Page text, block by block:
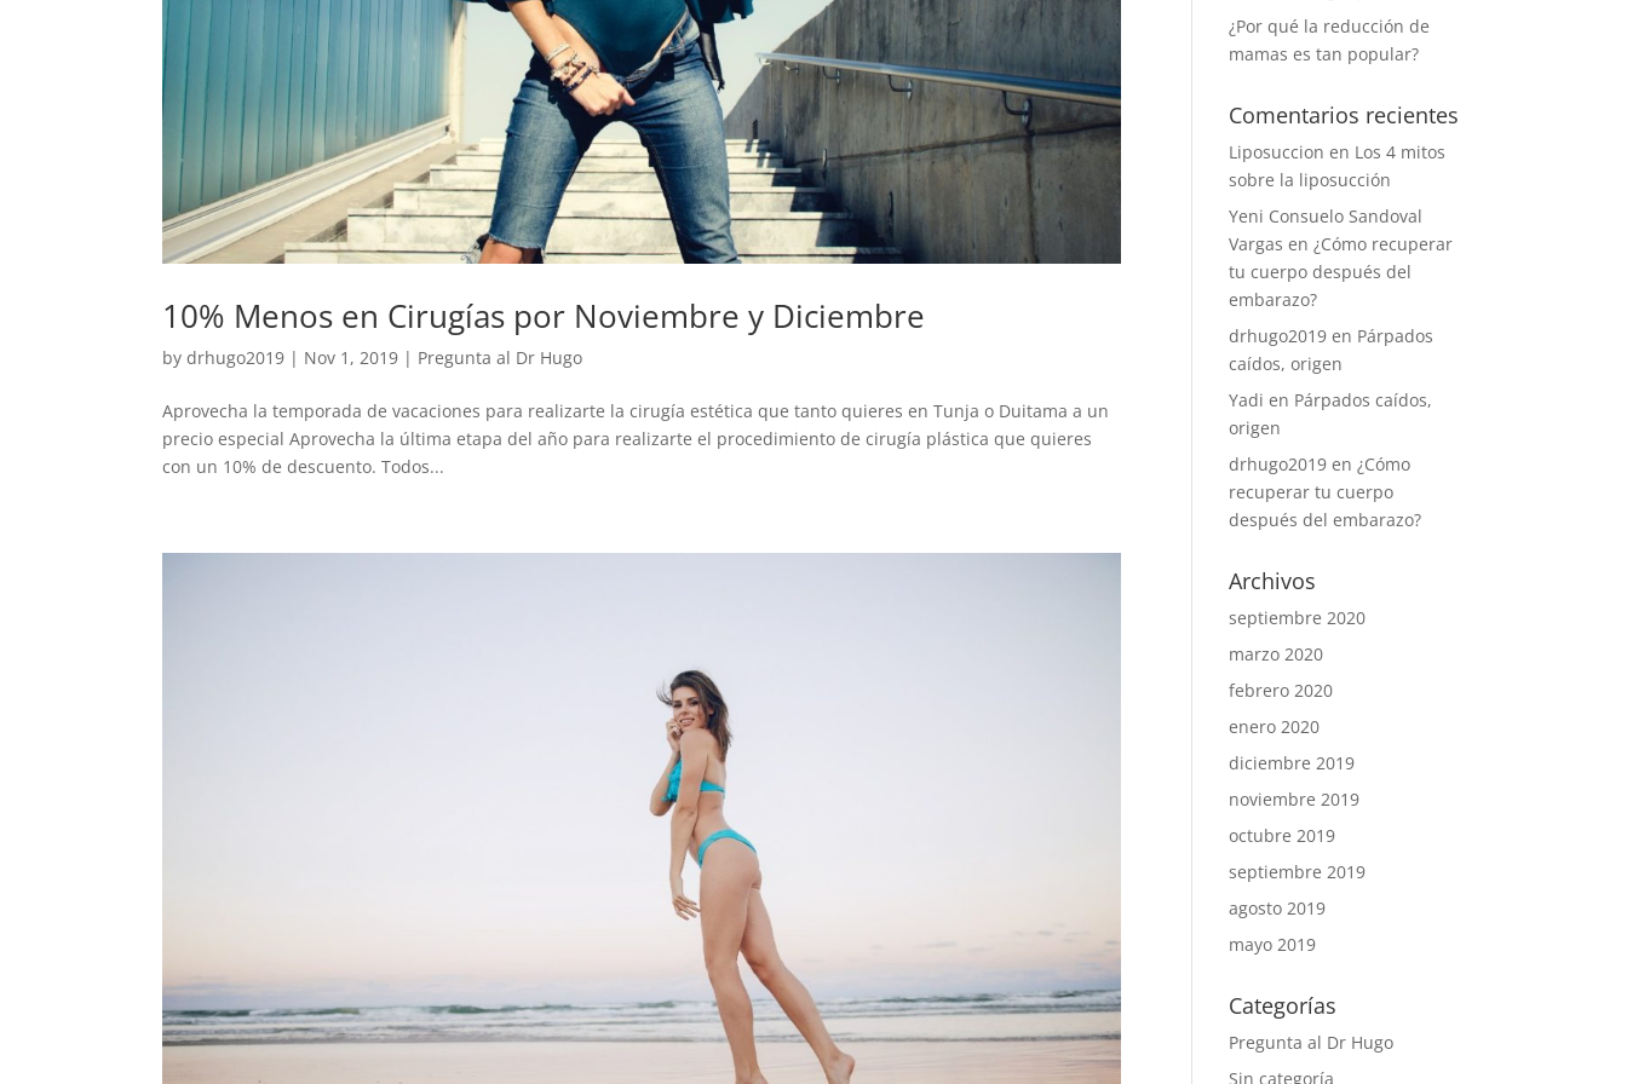
10% Menos en Cirugías por Noviembre y Diciembre
bydrhugo2019 | Nov 1, 2019 | Pregunta al Dr Hugo
Aprovecha la temporada de vacaciones para realizarte la cirugía estética que tanto quieres en Tunja o Duitama a un
precio especial Aprovecha la última etapa del año para realizarte el procedimiento de cirugía plástica que quieres
con un 10% de descuento. Todos...
¿Por qué la reducción de
mamas es tan popular?
Comentarios recientes
Liposuccion en Los 4 mitos
sobre la liposucción
Yeni Consuelo Sandoval
Vargas en¿Cómo recuperar
tu cuerpo después del
embarazo?
drhugo2019 en Párpados
caídos, origen
Yadi en Párpados caídos,
origen
drhugo2019 en¿Cómo
recuperar tu cuerpo
después del embarazo?
Archivos
septiembre 2020
marzo 2020
febrero 2020
enero 2020
diciembre 2019
noviembre 2019
octubre 2019
septiembre 2019
agosto 2019
mayo 2019
Categorías
Pregunta al Dr Hugo
Sin categoría